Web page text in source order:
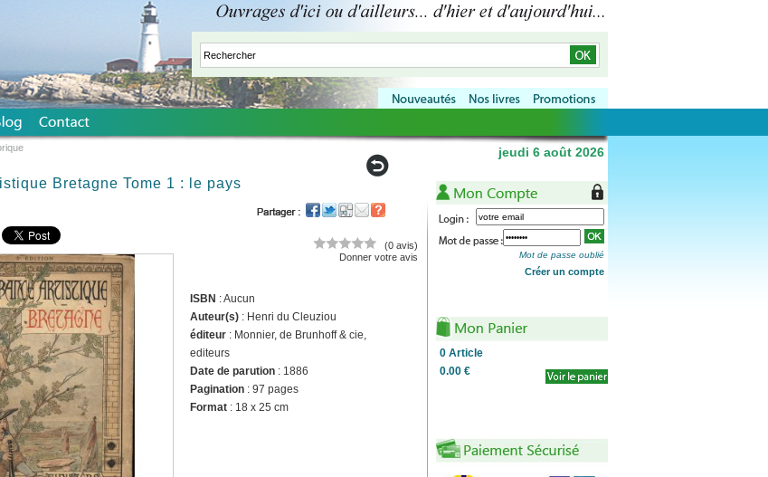
Bretagne Tome 1 : le pays
(0 avis)
Donner votre avis
ISBN : Aucun
Auteur(s) : Henri du Cleuziou
éditeur : Monnier, de Brunhoff & cie,
editeurs
Date de parution : 1886
Pagination : 97 pages
Format : 18 x 25 cm
Mot de passe oublié
Créer un compte
0 Article
0.00 €
jeudi 6 août 2026